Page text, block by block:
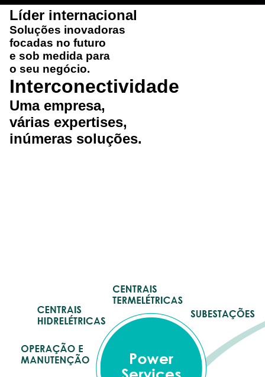
Líder internacional
Soluções inovadoras
focadas no futuro
e sob medida para
o seu negócio.
Interconectividade
Uma empresa,
várias expertises,
inúmeras soluções.